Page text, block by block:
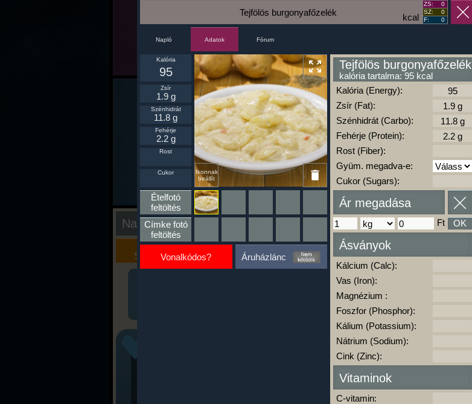
Nap kiértékelése
Kalória
Szimulátor
Szöveges
Értékelés
Ha ma már nem eszel/sportolsz többet,
kattints a kiértékelésre!
A Kalória Szimulátor Prémium funkció.
-
kcal
Tejfölös burgonyafőzelék
ZS:
0
SZ:
0
F:
0
Napló Adatok Fórum
Ikonnak
beállít
Kalória
95
Zsír
1.9 g
Szénhidrát
11.8 g
Fehérje
2.2 g
Rost
Cukor
Ételfotó
feltöltés
Címke fotó
feltöltés
Vonalkódos? Áruházlánc
Tejfölös burgonyafőzelék
kalória tartalma: 95 kcal
Kalória (Energy):
Zsír (Fat):
Szénhidrát (Carbo):
Fehérje (Protein):
Rost (Fiber):
Gyüm. megadva-e:
Cukor (Sugars):
Ár megadása
Ft OK
Ásványok
Kálcium (Calc):
Vas (Iron):
Magnézium :
Foszfor (Phosphor):
Kálium (Potassium):
Nátrium (Sodium):
Cink (Zinc):
Vitaminok
C-vitamin: